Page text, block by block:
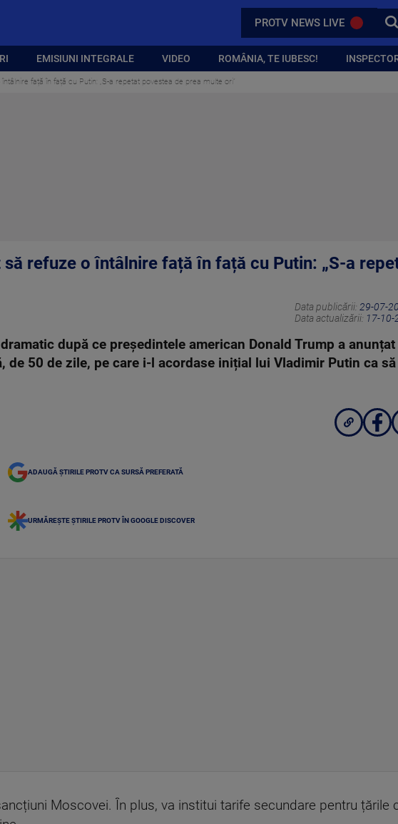
PROTV NEWS LIVE
EMISIUNI INTEGRALE VIDEO ROMÂNIA, TE IUBESC!
față în față cu Putin: „S-a repetat povestea de prea multe ori”
refuze o întâlnire față în față cu Putin: „S-a
Data publicării: 29-07-
Data actualizării: 17-10-
după ce președintele american Donald Trump a anunțat
50 de zile, pe care i-l acordase inițial lui Vladimir Putin ca
ADAUGĂ ȘTIRILE PROTV CA SURSĂ PREFERATĂ
URMĂREȘTE ȘTIRILE PROTV ÎN GOOGLE DISCOVER
Moscovei. În plus, va institui tarife secundare pentru țările